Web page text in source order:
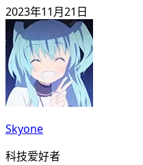
2023年11月21日
Skyone
科技爱好者